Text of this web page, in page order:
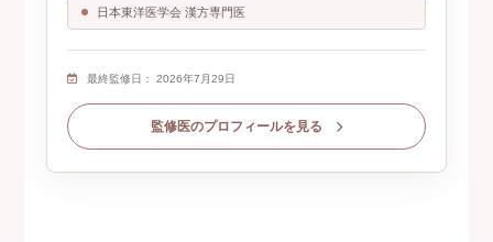
日本東洋医学会 漢方専門医
最終監修日：2026年7月29日
監修医のプロフィールを見る